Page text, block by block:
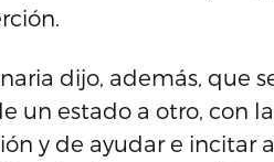
dijo, además, que
un estado a otro, con
y de ayudar e incitar